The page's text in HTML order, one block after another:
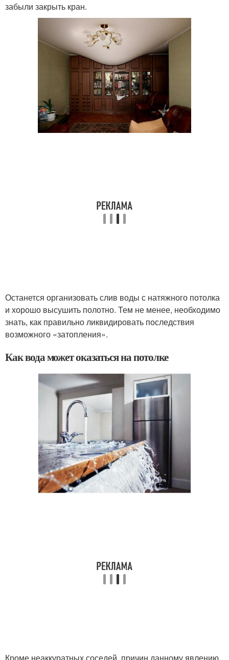
забыли закрыть кран.
Останется организовать слив воды с натяжного потолка
и хорошо высушить полотно. Тем не менее, необходимо
знать, как правильно ликвидировать последствия
возможного «затопления».
Как вода может оказаться на потолке
Кроме неаккуратных соседей, причин данному явлению